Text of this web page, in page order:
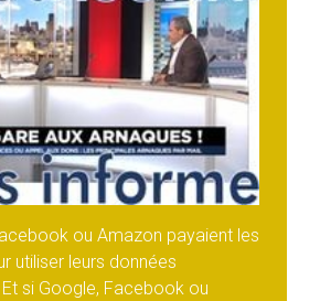
ou Amazon payaient les
utiliser leurs données
si Google, Facebook ou